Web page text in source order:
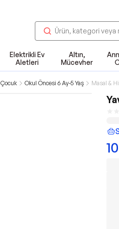
Elektrikli Ev
Aletleri
Altın,
Mücevher
Çocuk Okul Öncesi 6 Ay-5 Yaş Masal &